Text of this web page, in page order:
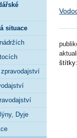
situace
Dyje
štítky: